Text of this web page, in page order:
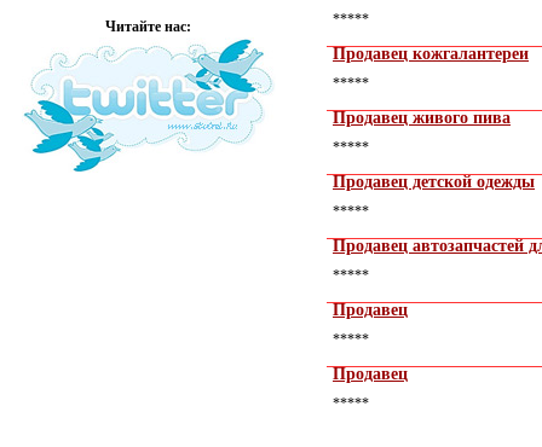
Читайте нас: *****
Продавец кожгалантереи
*****
Продавец живого пива
*****
Продавец детской одежды
*****
Продавец автозапчастей
*****
Продавец
*****
Продавец
*****